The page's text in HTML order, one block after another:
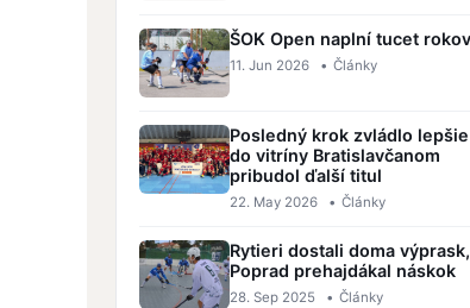
ŠOK Open naplní tucet rokov
11. Jun 2026 • Články
Posledný krok zvládlo lepšie
do vitríny Bratislavčanom
pribudol ďalší titul
22. May 2026 • Články
Rytieri dostali doma výprask,
Poprad prehajdákal náskok
28. Sep 2025 • Články